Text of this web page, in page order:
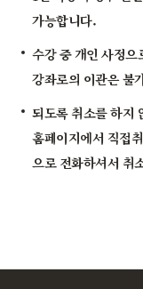
가능합니다.
수강 중 개인 사정
강좌로의 이관은 불
되도록 취소를 하지
홈페이지에서 직접
으로 전화하셔서 취